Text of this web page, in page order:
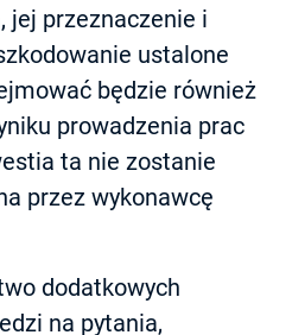
jej przeznaczenie i
ustalone
będzie również
prowadzenia prac
ta nie zostanie
przez wykonawcę
dodatkowych
na pytania,